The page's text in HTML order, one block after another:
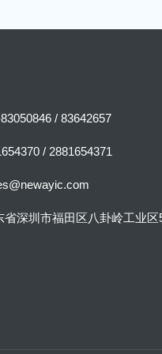
/ 83642657
/ 2881654371
省深圳市福田区八卦岭工业区